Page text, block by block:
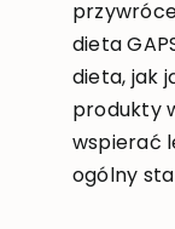
dieta
dieta, jak
produkty
wspierać
ogólny